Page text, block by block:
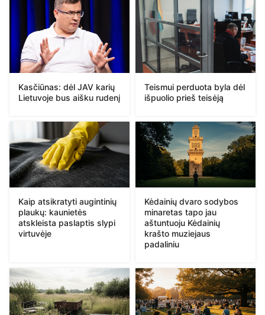
Kasčiūnas: dėl JAV karių
Lietuvoje bus aišku rudenį
Teismui perduota byla dėl
išpuolio prieš teisėją
Kaip atsikratyti augintinių
plaukų: kaunietės
atskleista paslaptis slypi
virtuvėje
Kėdainių dvaro sodybos
minaretas tapo jau
aštuntuoju Kėdainių
krašto muziejaus
padaliniu